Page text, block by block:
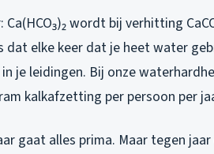
wordt bij verhitting
elke keer dat je heet water
je leidingen. Bij onze
kalkafzetting per persoon per
gaat alles prima. Maar tegen